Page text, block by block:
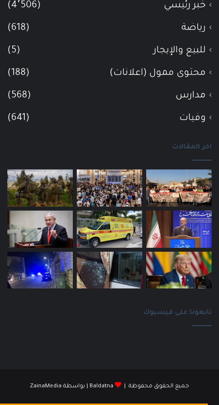
خبر رئيسي (4٬506)
رياضة (618)
للبيع والإيجار (5)
محتوى ممول (اعلانات) (188)
مدارس (568)
وفيات (641)
اخر المقالات
تابعونا على فيسبوك
جميع الحقوق محفوظة | Baldatna | بواسطة ZainaMedia